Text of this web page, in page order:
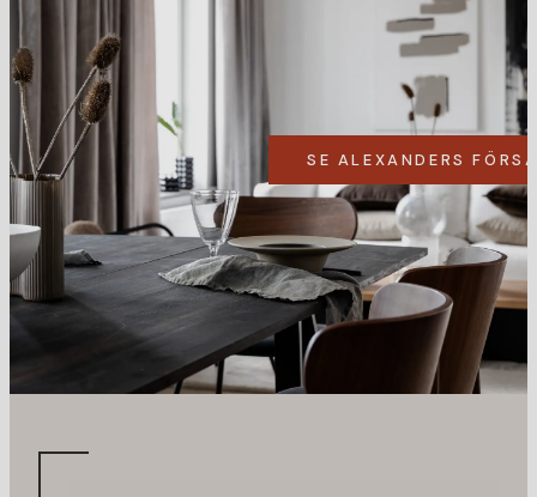
SE ALEXANDERS